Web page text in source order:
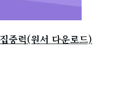
중력(원서 다운로드)